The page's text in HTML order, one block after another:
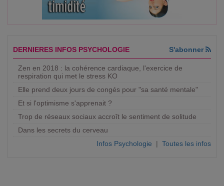
DERNIERES INFOS PSYCHOLOGIE S'abonner
Zen en 2018 : la cohérence cardiaque, l'exercice de
respiration qui met le stress KO
Elle prend deux jours de congés pour "sa santé mentale"
Et si l'optimisme s'apprenait ?
Trop de réseaux sociaux accroît le sentiment de solitude
Dans les secrets du cerveau
Infos Psychologie | Toutes les infos